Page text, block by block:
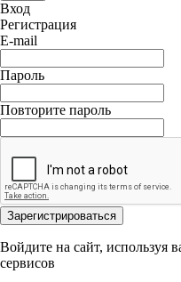
Вход
Регистрация
E-mail
Пароль
Повторите пароль
Зарегистрироваться
Войдите на сайт, используя
сервисов